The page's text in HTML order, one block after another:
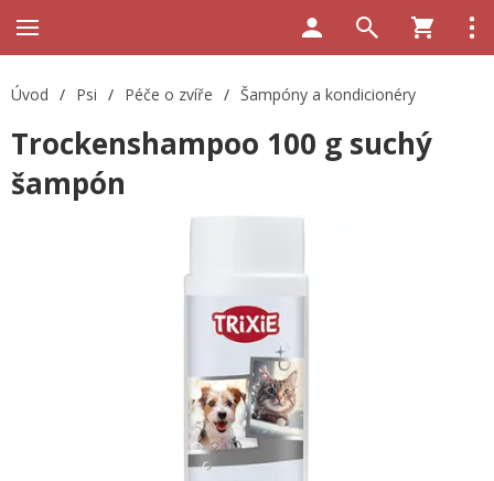
Úvod / Psi / Péče o zvíře / Šampóny a kondicionéry
Trockenshampoo 100 g suchý
šampón